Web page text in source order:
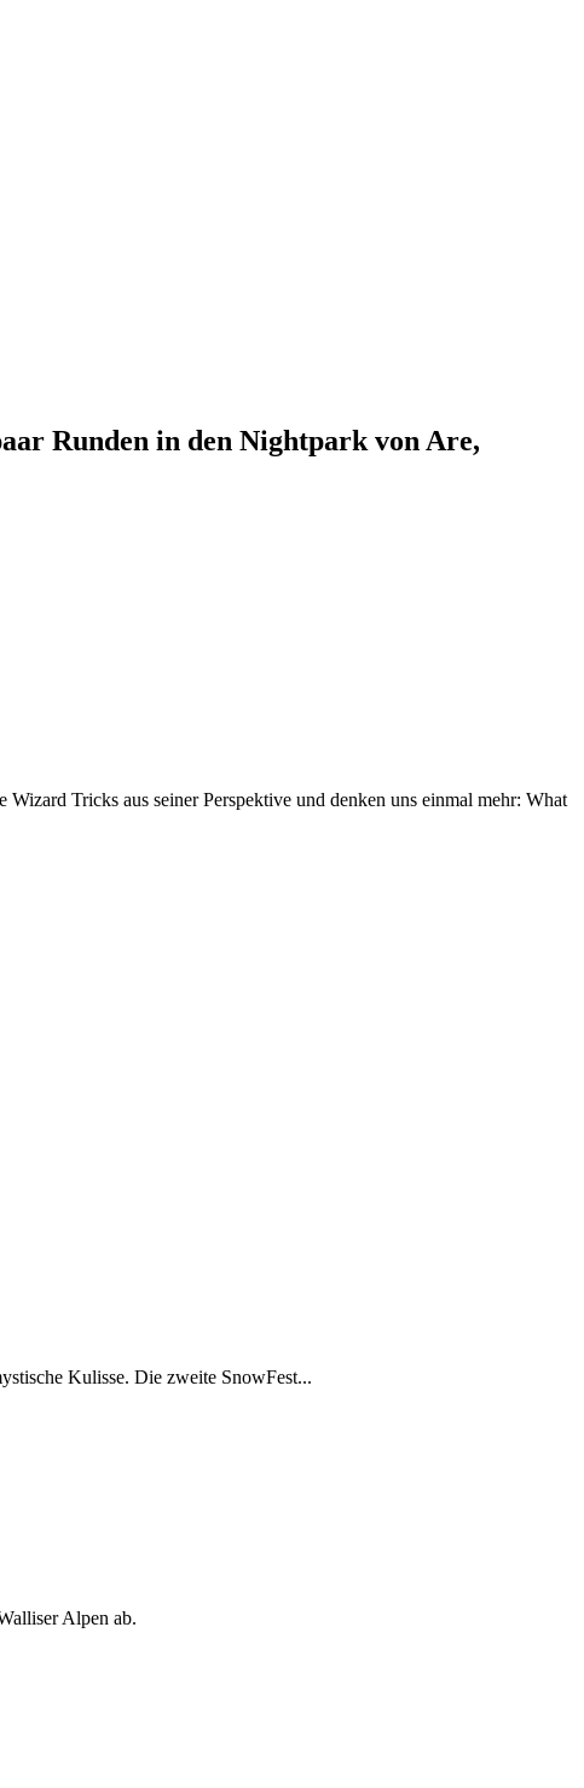
Runden in den Nightpark von Are,
Tricks aus seiner Perspektive und denken uns einmal mehr: What
Kulisse. Die zweite SnowFest...
Alpen ab.